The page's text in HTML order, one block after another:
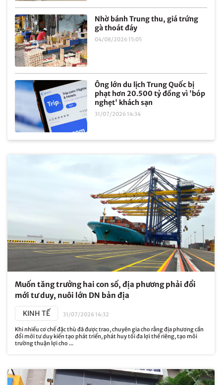
Nhờ bánh Trung thu, giá trứng
gà thoát đáy
04/08/2026 15:05
Ông lớn du lịch Trung Quốc bị
phạt hơn 20.500 tỷ đồng vì 'bóp
nghẹt' khách sạn
31/07/2026 14:34
Muốn tăng trưởng hai con số, địa phương phải đổi
mới tư duy, nuôi lớn DN bản địa
KINH TẾ 31/07/2026 14:32
Khi nhiều cơ chế đặc thù đã được trao, chuyên gia cho rằng địa phương cần
đổi mới tư duy kiến tạo phát triển, phát huy tối đa lợi thế riêng, tạo môi
trường thuận lợi cho ...